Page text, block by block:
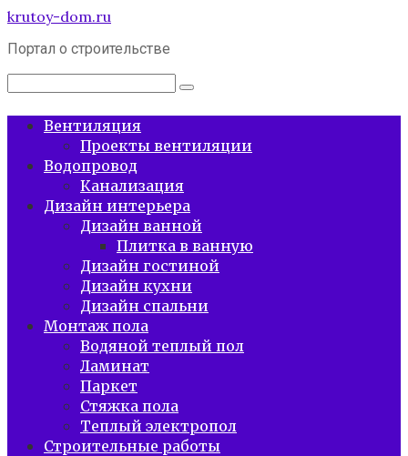
Перейти
контенту
krutoy-dom.ru
Портал о строительстве
Поиск:
Вентиляция
Проекты вентиляции
Водопровод
Канализация
Дизайн интерьера
Дизайн ванной
Плитка в ванную
Дизайн гостиной
Дизайн кухни
Дизайн спальни
Монтаж пола
Водяной теплый пол
Ламинат
Паркет
Стяжка пола
Теплый электропол
Строительные работы